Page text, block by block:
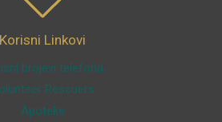
Korisni Linkovi
brojevi telefona
Rescuers
Apoteke